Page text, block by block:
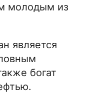
молодым из
является
богат